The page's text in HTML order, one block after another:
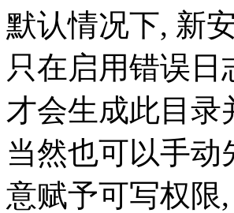
默认情况下, 新
只在启用错误
才会生成此目录
当然也可以手动
意赋予可写权限,